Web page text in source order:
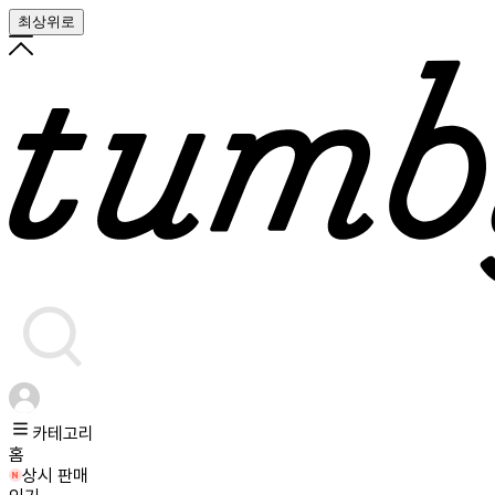
최상위로
카테고리
홈
상시 판매